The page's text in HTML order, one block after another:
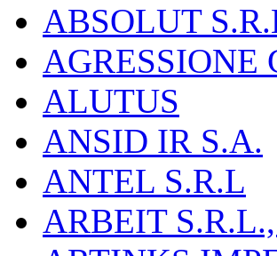
ABSOLUT
AGRESSIONE
ALUTUS
ANSID IR S.A.
ANTEL S.R.L
ARBEIT